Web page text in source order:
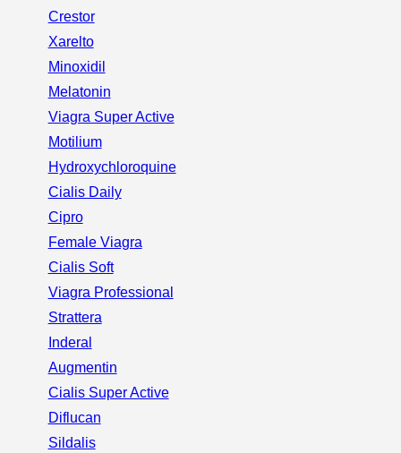
Crestor
Xarelto
Minoxidil
Melatonin
Viagra Super Active
Motilium
Hydroxychloroquine
Cialis Daily
Cipro
Female Viagra
Cialis Soft
Viagra Professional
Strattera
Inderal
Augmentin
Cialis Super Active
Diflucan
Sildalis